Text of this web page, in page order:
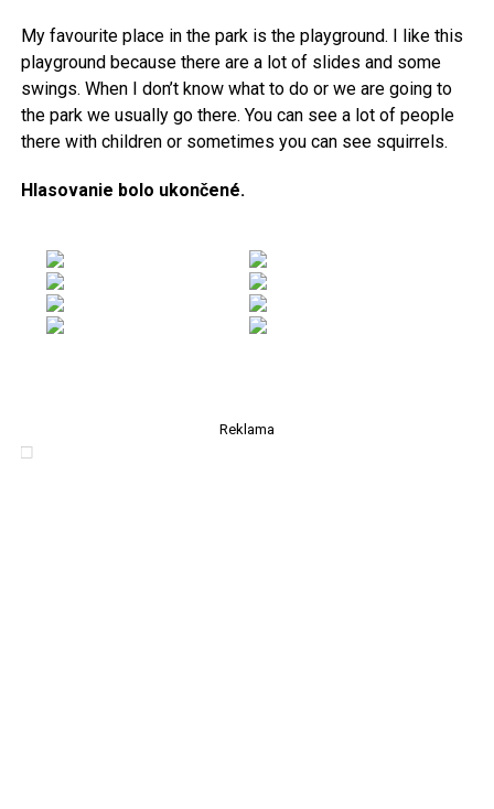
My favourite place in the park is the playground. I like this
playground because there are a lot of slides and some
swings. When I don’t know what to do or we are going to
the park we usually go there. You can see a lot of people
there with children or sometimes you can see squirrels.
Hlasovanie bolo ukončené.
Reklama